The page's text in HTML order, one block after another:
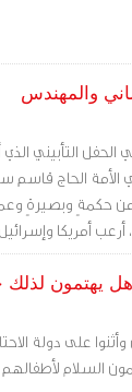
والمهندس
التأبيني الذي
الحاج قاسم
من حكمةٍ وبصيرةٍ
أرعب أمريكا
يهتمون لذلك
على دولة
السلام